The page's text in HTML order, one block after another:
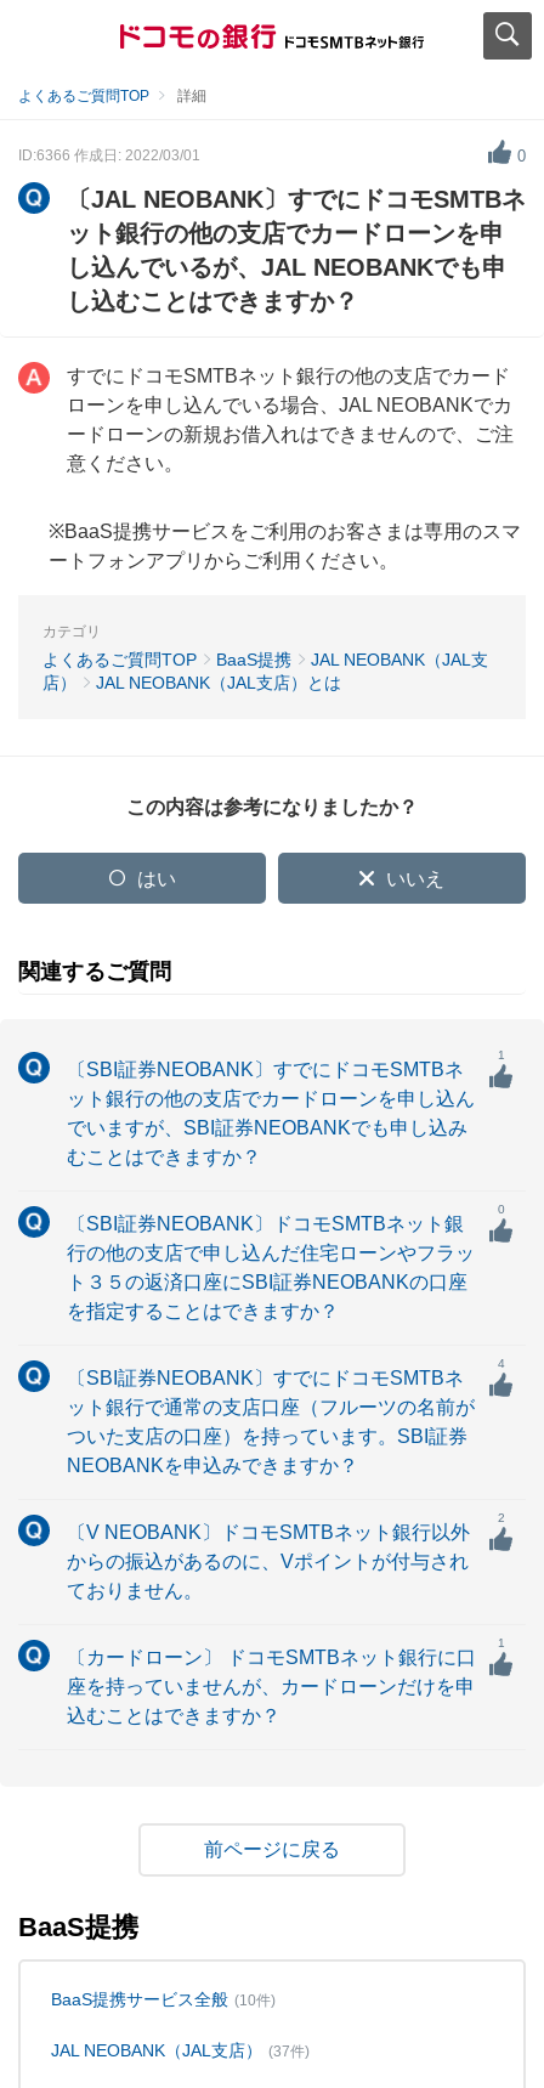
よくあるご質問TOP 詳細
ID:6366 作成日: 2022/03/01 0
〔JAL NEOBANK〕すでにドコモSMTBネ
ット銀行の他の支店でカードローンを申
し込んでいるが、JAL NEOBANKでも申
し込むことはできますか？
すでにドコモSMTBネット銀行の他の支店でカード
ローンを申し込んでいる場合、JAL NEOBANKでカ
ードローンの新規お借入れはできませんので、ご注
意ください。
※BaaS提携サービスをご利用のお客さまは専用のスマ
ートフォンアプリからご利用ください。
カテゴリ
よくあるご質問TOP BaaS提携
JAL NEOBANK（JAL支
店）
JAL NEOBANK（JAL支店）とは
この内容は参考になりましたか？
はい いいえ
関連するご質問
〔SBI証券NEOBANK〕すでにドコモSMTBネ
ット銀行の他の支店でカードローンを申し込ん
でいますが、SBI証券NEOBANKでも申し込み
むことはできますか？
1
〔SBI証券NEOBANK〕ドコモSMTBネット銀
行の他の支店で申し込んだ住宅ローンやフラッ
ト３５の返済口座にSBI証券NEOBANKの口座
を指定することはできますか？
0
〔SBI証券NEOBANK〕すでにドコモSMTBネ
ット銀行で通常の支店口座（フルーツの名前が
ついた支店の口座）を持っています。SBI証券
NEOBANKを申込みできますか？
4
〔V NEOBANK〕ドコモSMTBネット銀行以外
からの振込があるのに、Vポイントが付与され
ておりません。
2
〔カードローン〕 ドコモSMTBネット銀行に口
座を持っていませんが、カードローンだけを申
込むことはできますか？
1
戻る
BaaS提携
BaaS提携サービス全般 (10件)
JAL NEOBANK（JAL支店） (37件)